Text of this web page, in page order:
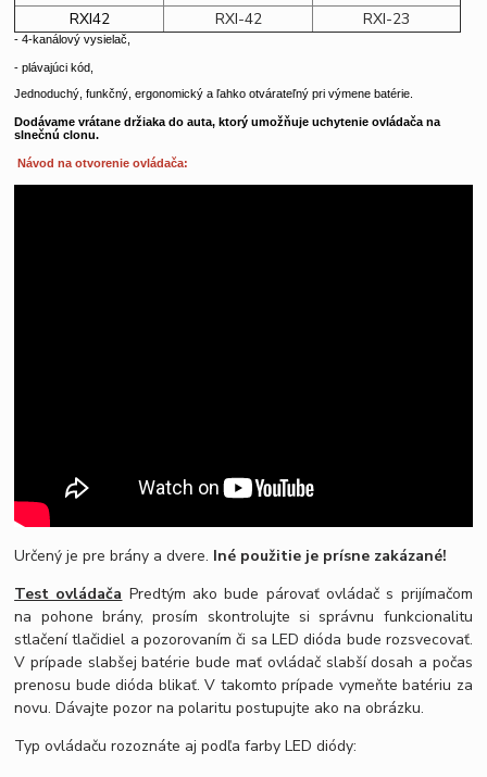
RXI42 RXI-42 RXI-23
- 4-kanálový vysielač,
- plávajúci kód,
Jednoduchý, funkčný, ergonomický a ľahkootvárateľný pri výmene batérie.
Dodávame vrátane držiaka do auta, ktorý umožňuje uchytenie ovládača na
slnečnú clonu.
Návod na otvorenie ovládača:
Určený je pre brány a dvere. Iné použitie je prísne zakázané!
Test ovládača Predtým ako bude párovať ovládač s prijímačom
na pohone brány, prosím skontrolujte si správnu funkcionalitu
stlačení tlačidiel a pozorovaním či sa LED dióda bude rozsvecovať.
V prípade slabšej batérie bude mať ovládač slabší dosah a počas
prenosu bude dióda blikať. V takomto prípade vymeňte batériu za
novu. Dávajte pozor na polaritu postupujte ako na obrázku.
Typ ovládaču rozoznáte aj podľa farby LED diódy: